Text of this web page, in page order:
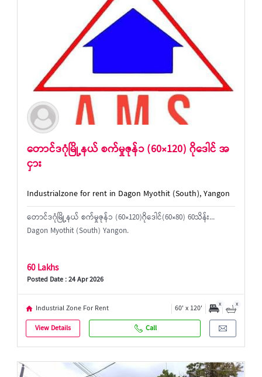
တောင်ဒဂုံမြို့နယ် စက်မှုဇုန်၁ (60×120) ဂိုဒေါင် အ
ငှား
Industrialzone for rent in Dagon Myothit (South), Yangon
တောင်ဒဂုံမြို့နယ် စက်မှုဇုန်၁ (60×120)ဂိုဒေါင်(60×80) 60သိန်း...
Dagon Myothit (South) Yangon.
60 Lakhs
Posted Date : 24 Apr 2026
Industrial Zone For Rent 60' x 120' x x
View Details Call